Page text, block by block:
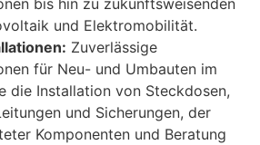
und Elektromobilität.
Zuverlässige
für Neu- und Umbauten im
die Installation von Steckdosen,
und Sicherungen, der
Komponenten und Beratung